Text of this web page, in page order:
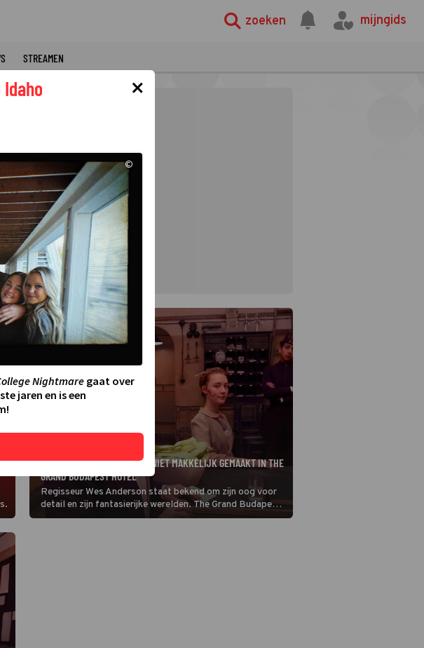
zoeken mijngids
STREAMEN
HET WORDT RALPH FIENNES NIET MAKKELIJK GEMAAKT IN THE
GRAND BUDAPEST HOTEL
Regisseur Wes Anderson staat bekend om zijn oog voor
detail en zijn fantasierijke werelden. The Grand Budapest
Hotel zit dan ook vol leuke details en vreemde
×
©
Nightmaregaat over
jaren en is een